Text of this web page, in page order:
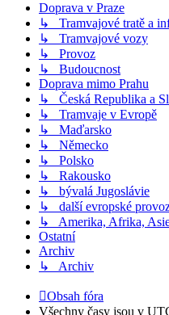
Doprava v Praze
↳ Tramvajové tratě a
↳ Tramvajové vozy
↳ Provoz
↳ Budoucnost
Doprava mimo Prahu
↳ Česká Republika a
↳ Tramvaje v Evropě
↳ Maďarsko
↳ Německo
↳ Polsko
↳ Rakousko
↳ bývalá Jugoslávie
↳ další evropské
↳ Amerika, Afrika,
Ostatní
Archiv
↳ Archiv
Obsah fóra
Všechny časy jsou v